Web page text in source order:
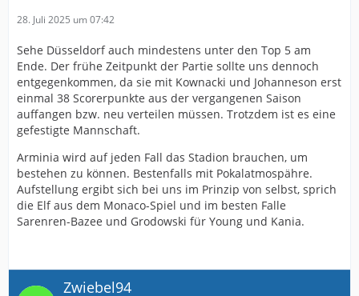
28. Juli 2025 um 07:42
Sehe Düsseldorf auch mindestens unter den Top 5 am
Ende. Der frühe Zeitpunkt der Partie sollte uns dennoch
entgegenkommen, da sie mit Kownacki und Johanneson erst
einmal 38 Scorerpunkte aus der vergangenen Saison
auffangen bzw. neu verteilen müssen. Trotzdem ist es eine
gefestigte Mannschaft.
Arminia wird auf jeden Fall das Stadion brauchen, um
bestehen zu können. Bestenfalls mit Pokalatmospähre.
Aufstellung ergibt sich bei uns im Prinzip von selbst, sprich
die Elf aus dem Monaco-Spiel und im besten Falle
Sarenren-Bazee und Grodowski für Young und Kania.
Zwiebel94